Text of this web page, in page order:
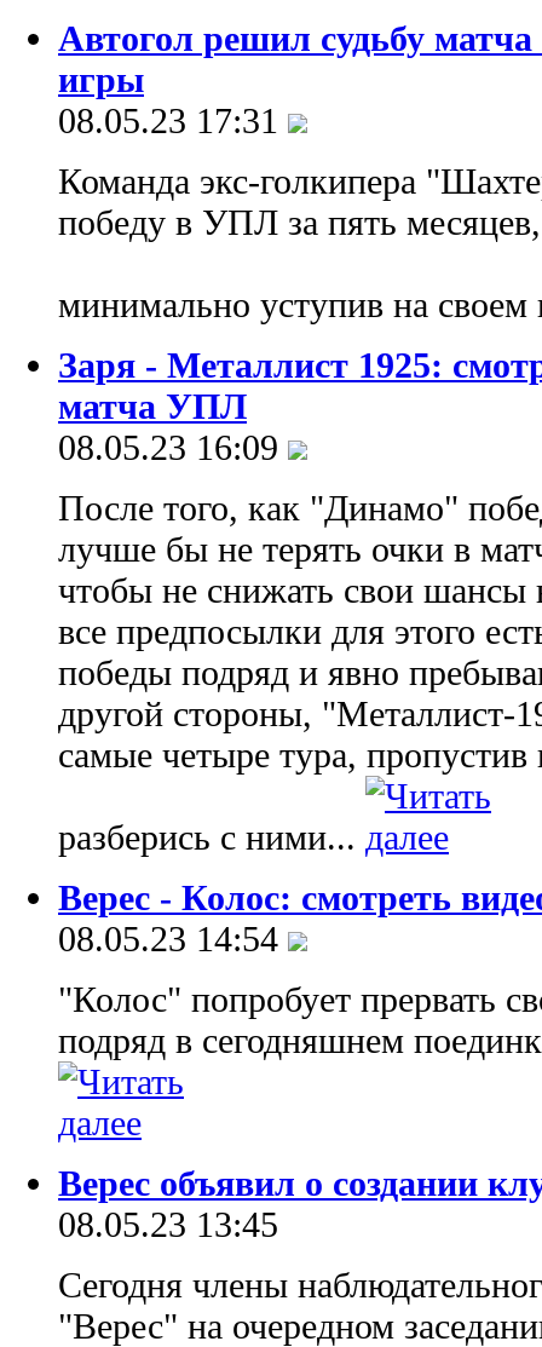
Автогол решил судьбу
игры
08.05.23 17:31
Команда экс-голкипера
победу в УПЛ за пять
минимально уступив на
Заря - Металлист 1925:
матча УПЛ
08.05.23 16:09
После того, как "Динамо"
лучше бы не терять очки в
чтобы не снижать свои шансы
все предпосылки для этого
победы подряд и явно
другой стороны, "Металлист-
самые четыре тура,
разберись с ними...
Верес - Колос: смотреть
08.05.23 14:54
"Колос" попробует прервать
подряд в сегодняшнем
Верес объявил о создании
08.05.23 13:45
Сегодня члены
"Верес" на очередном